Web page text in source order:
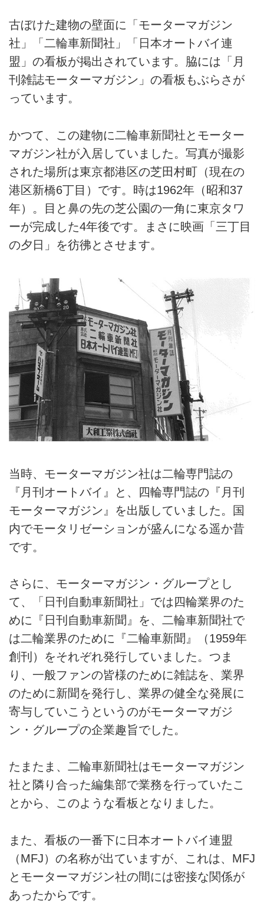
古ぼけた建物の壁面に「モーターマガジン
社」「二輪車新聞社」「日本オートバイ連
盟」の看板が掲出されています。脇には「月
刊雑誌モーターマガジン」の看板もぶらさが
っています。
かつて、この建物に二輪車新聞社とモーター
マガジン社が入居していました。写真が撮影
された場所は東京都港区の芝田村町（現在の
港区新橋6丁目）です。時は1962年（昭和37
年）。目と鼻の先の芝公園の一角に東京タワ
ーが完成した4年後です。まさに映画「三丁目
の夕日」を彷彿とさせます。
当時、モーターマガジン社は二輪専門誌の
『月刊オートバイ』と、四輪専門誌の『月刊
モーターマガジン』を出版していました。国
内でモータリゼーションが盛んになる遥か昔
です。
さらに、モーターマガジン・グループとし
て、「日刊自動車新聞社」では四輪業界のた
めに『日刊自動車新聞』を、二輪車新聞社で
は二輪業界のために『二輪車新聞』（1959年
創刊）をそれぞれ発行していました。つま
り、一般ファンの皆様のために雑誌を、業界
のために新聞を発行し、業界の健全な発展に
寄与していこうというのがモーターマガジ
ン・グループの企業趣旨でした。
たまたま、二輪車新聞社はモーターマガジン
社と隣り合った編集部で業務を行っていたこ
とから、このような看板となりました。
また、看板の一番下に日本オートバイ連盟
（MFJ）の名称が出ていますが、これは、MFJ
とモーターマガジン社の間には密接な関係が
あったからです。